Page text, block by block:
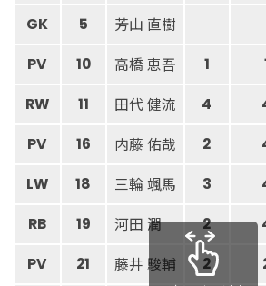
GK 5 芳山 直樹
PV 10 高橋 恵吾 1
RW 11 田代 健流 4
PV 16 内藤 佑哉 2
LW 18 三輪 颯馬 3
RB 19 河田 潤 2
PV 21 藤井 駿輔 2